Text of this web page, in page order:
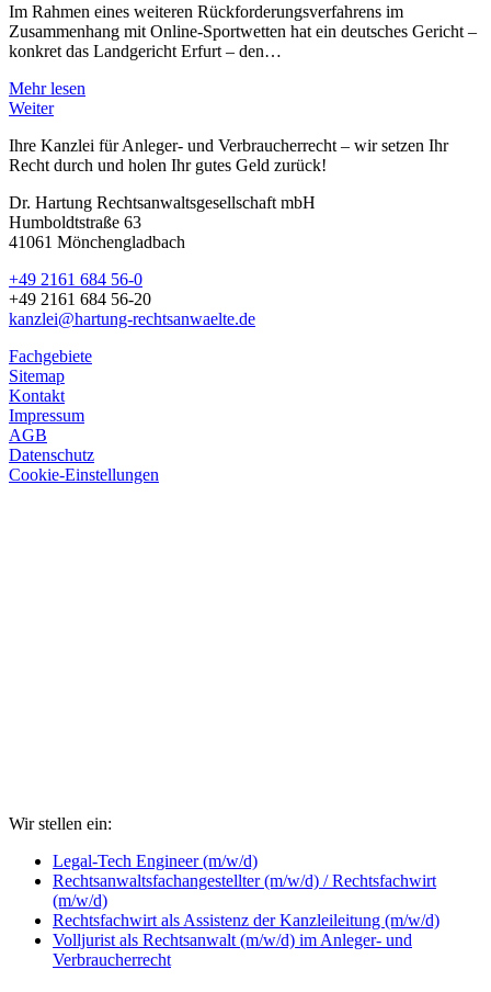
Im Rahmen eines weiteren Rückforderungsverfahrens im
Zusammenhang mit Online-Sportwetten hat ein deutsches Gericht –
konkret das Landgericht Erfurt – den…
Mehr lesen
Weiter
Ihre Kanzlei für Anleger- und Verbraucherrecht – wir setzen Ihr
Recht durch und holen Ihr gutes Geld zurück!
Dr. Hartung Rechtsanwaltsgesellschaft mbH
Humboldtstraße 63
41061 Mönchengladbach
+49 2161 684 56-0
+49 2161 684 56-20
kanzlei@hartung-rechtsanwaelte.de
Fachgebiete
Sitemap
Kontakt
Impressum
AGB
Datenschutz
Cookie-Einstellungen
Wir stellen ein:
Legal-Tech Engineer (m/w/d)
Rechtsanwaltsfachangestellter (m/w/d) / Rechtsfachwirt
(m/w/d)
Rechtsfachwirt als Assistenz der Kanzleileitung (m/w/d)
Volljurist als Rechtsanwalt (m/w/d) im Anleger- und
Verbraucherrecht